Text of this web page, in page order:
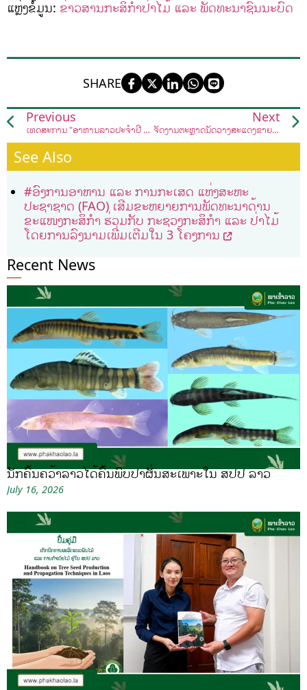
ແຫຼ່ງຂໍ້ມູນ: ຂ່າວສານກະສິກຳປ່າໄມ້ ແລະ ພັດທະນາຊົນນະບົດ
SHARE
Previous
ເທດສະການ "ອາຫານລາວປະຈໍາປີ 2023"
Next
ຈັດງານຕະຫຼາດນັດວາງສະແດງຂາຍສິນຄ້າກະສິກຳ, ຫັດຖະກຳ ແລະ ອຸດສາຫະກໍາ ປະຈຳປີ 2023
See Also
#ອົງການອາຫານ ແລະ ການກະເສດ ແຫ່ງສະຫະ
ປະຊາຊາດ (FAO) ເສີມຂະຫຍາຍການພັດທະນາດ້ານ
ຂະແໜງກະສິກໍາ ຮ່ວມກັບ ກະຊວງກະສິກຳ ແລະ ປ່າໄມ້
ໂດຍການລົງນາມເພີ່ມເຕີມໃນ 3 ໂຄງການ
Recent News
ນັກຄົ້ນຄວ້າລາວໄດ້ຄົ້ນພົບປາຜັ່ນສະເພາະໃນ ສປປ ລາວ
July 16, 2026